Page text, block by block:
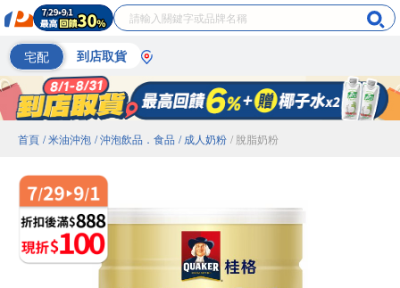
宅配 到店取貨
首頁 / 米油沖泡 / 沖泡飲品．食品 / 成人奶粉 / 脫脂奶粉